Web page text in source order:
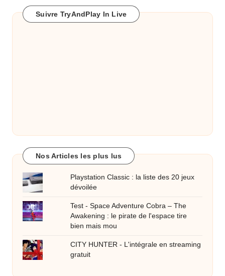
Suivre TryAndPlay In Live
Nos Articles les plus lus
Playstation Classic : la liste des 20 jeux
dévoilée
Test - Space Adventure Cobra – The
Awakening : le pirate de l'espace tire
bien mais mou
CITY HUNTER - L'intégrale en streaming
gratuit